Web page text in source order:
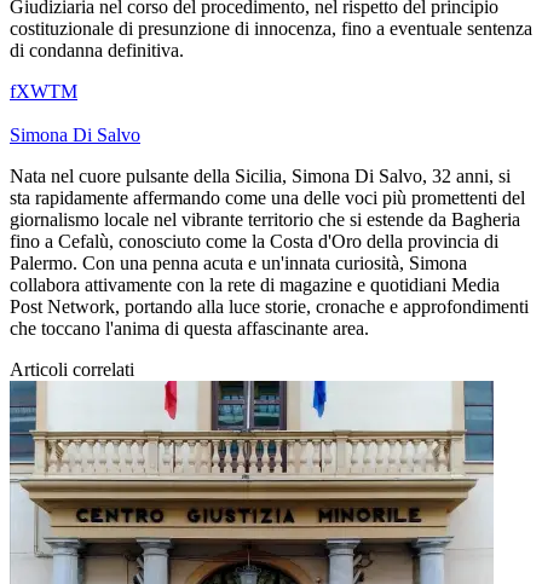
Giudiziaria nel corso del procedimento, nel rispetto del principio
costituzionale di presunzione di innocenza, fino a eventuale sentenza
di condanna definitiva.
fXWTM
Simona Di Salvo
Nata nel cuore pulsante della Sicilia, Simona Di Salvo, 32 anni, si
sta rapidamente affermando come una delle voci più promettenti del
giornalismo locale nel vibrante territorio che si estende da Bagheria
fino a Cefalù, conosciuto come la Costa d'Oro della provincia di
Palermo. Con una penna acuta e un'innata curiosità, Simona
collabora attivamente con la rete di magazine e quotidiani Media
Post Network, portando alla luce storie, cronache e approfondimenti
che toccano l'anima di questa affascinante area.
Articoli correlati